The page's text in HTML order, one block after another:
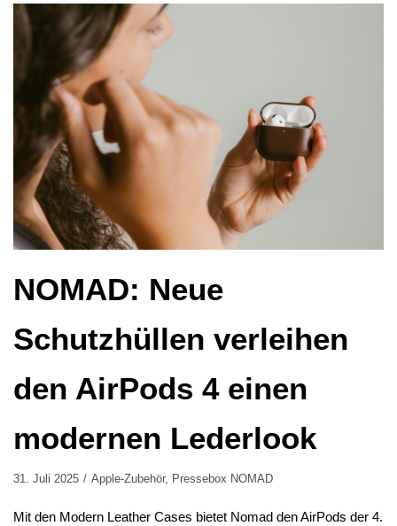
NOMAD: Neue
Schutzhüllen verleihen
den AirPods 4 einen
modernen Lederlook
31. Juli 2025 Apple-Zubehör, Pressebox NOMAD
Mit den Modern Leather Cases bietet Nomad den AirPods der 4.